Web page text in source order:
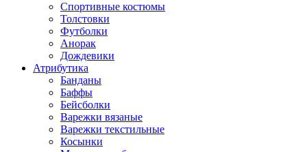
Спортивные костюмы
Толстовки
Футболки
Анорак
Дождевики
Атрибутика
Банданы
Баффы
Бейсболки
Варежки вязаные
Варежки текстильные
Косынки